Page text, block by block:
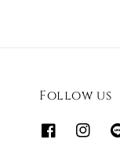
Follow us